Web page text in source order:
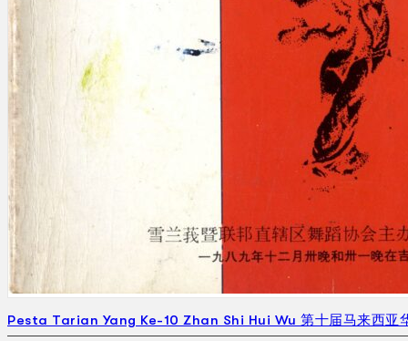
Pesta Tarian Yang Ke-10 Zhan Shi Hui Wu 第十届马来西亚